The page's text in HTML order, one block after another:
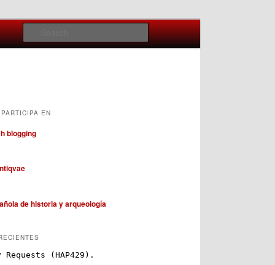
Search
EN